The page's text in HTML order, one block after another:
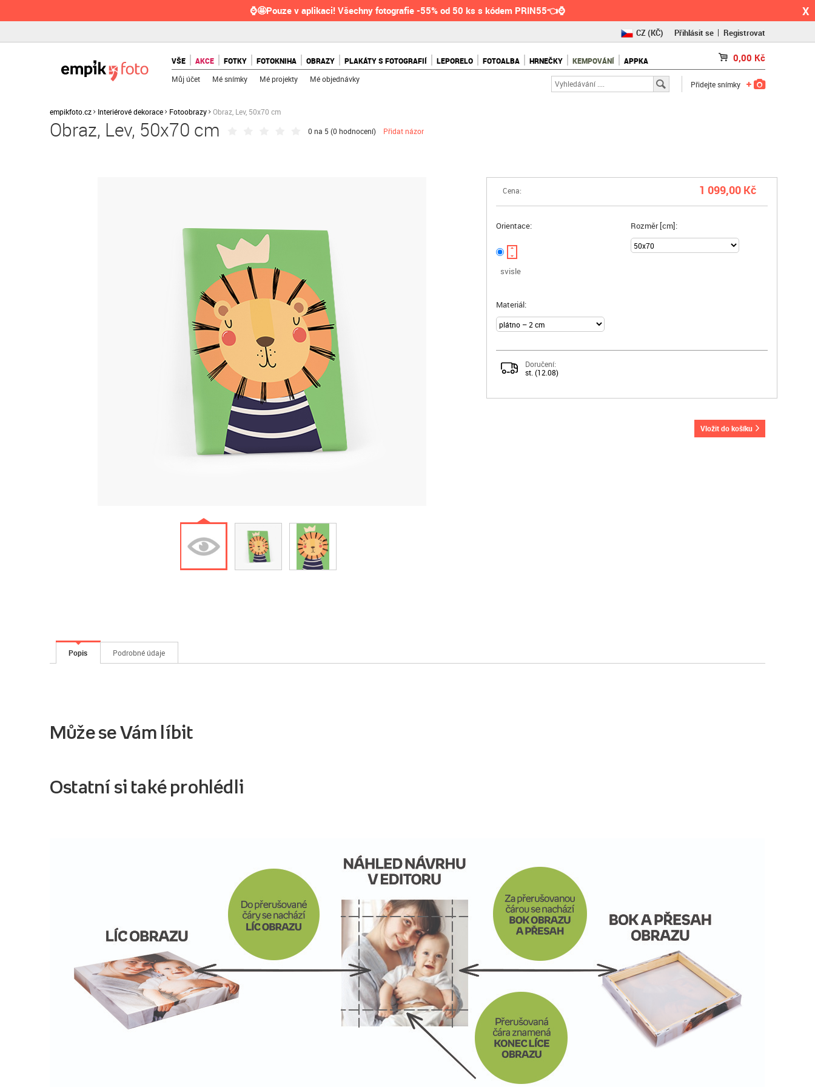
⌚🤩Pouze v aplikaci! Všechny fotografie -55% od 50 ks s kódem PRIN55👈⌚ X
CZ(KČ)
RO(RON)
Přihlásit se Registrovat
VŠE AKCE FOTKY FOTOKNIHA OBRAZY PLAKÁTY S FOTOGRAFIÍ LEPORELO FOTOALBA HRNEČKY KEMPOVÁNÍ APPKA 0,00 Kč
Můj účet Mé snímky Mé projekty Mé objednávky
Přidejte snímky
empikfoto.cz Interiérové dekorace Fotoobrazy Obraz, Lev, 50x70 cm
Obraz, Lev, 50x70 cm 0 na 5 (0 hodnocení) Přidat názor
Cena: 1 099,00 Kč
Orientace:
svisle
Rozměr [cm]:
Materiál:
Doručení:
st. (12.08)
vložit do košíku
Popis Podrobné údaje
Může se Vám líbit
Ostatní si také prohlédli